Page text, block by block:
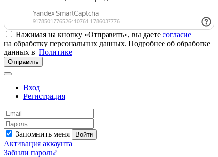
Нажимая на кнопку «Отправить», вы даете согласие
на обработку персональных данных. Подробнее об обработке
данных в Политике.
Отправить
Вход
Регистрация
Запомнить меня Войти
Активация аккаунта
Забыли пароль?